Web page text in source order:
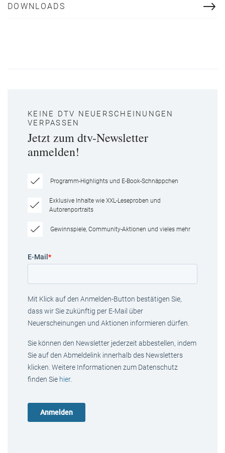
DOWNLOADS
KEINE DTV NEUERSCHEINUNGEN
VERPASSEN
Jetzt zum dtv-Newsletter
anmelden!
Programm-Highlights und E-Book-Schnäppchen
Exklusive Inhalte wie XXL-Leseproben und
Autorenportraits
Gewinnspiele, Community-Aktionen und vieles mehr
E-Mail *
Mit Klick auf den Anmelden-Button bestätigen Sie,
dass wir Sie zukünftig per E-Mail über
Neuerscheinungen und Aktionen informieren dürfen.
Sie können den Newsletter jederzeit abbestellen, indem
Sie auf den Abmeldelink innerhalb des Newsletters
klicken. Weitere Informationen zum Datenschutz
finden Sie hier.